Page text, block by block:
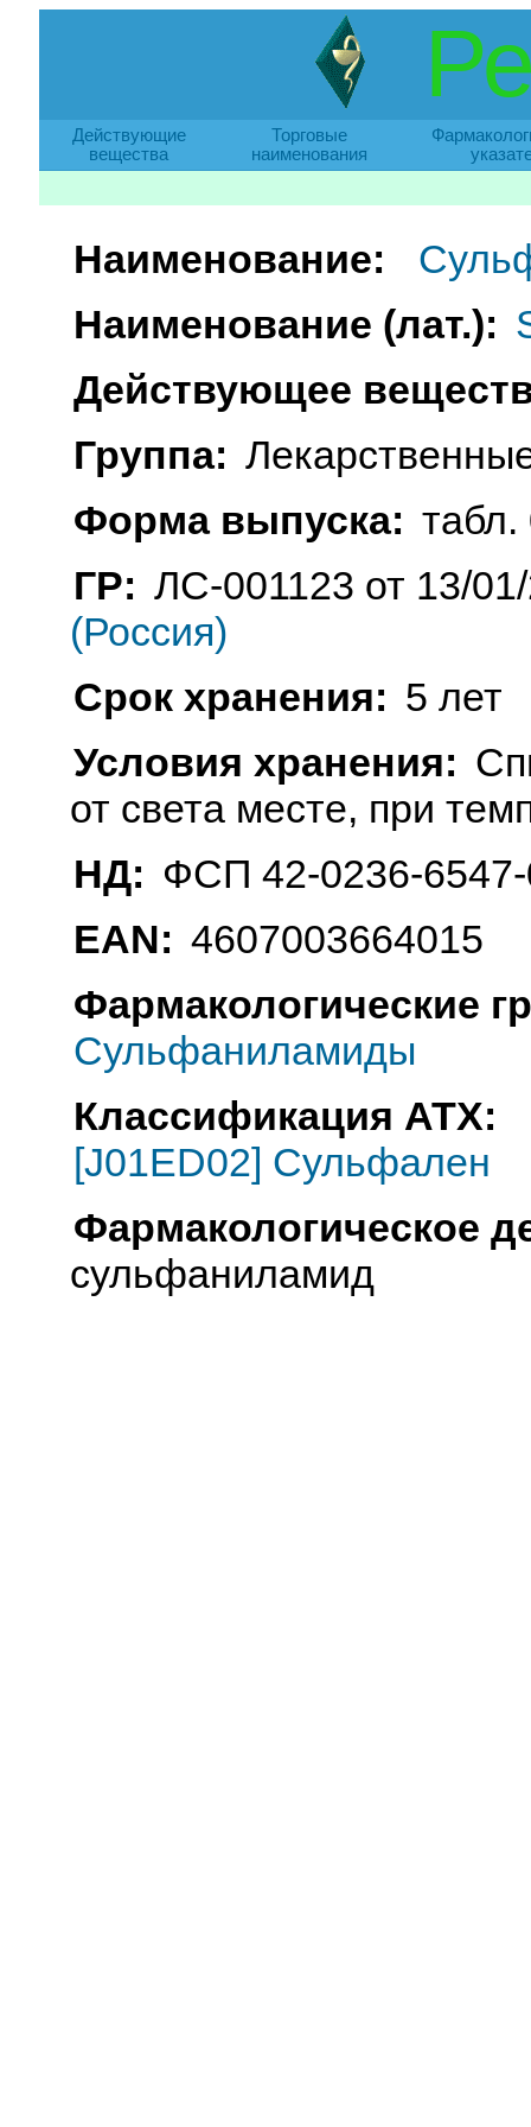
Действующие
вещества
Торговые
наименования
Наименование:
Наименование (лат.):
Действующее
Группа:
Форма выпуска: табл.
ГР: ЛС-001123 от 13/
(Россия)
Срок хранения: 5 лет
Условия хранения:
от света месте, при
НД: ФСП 42-0236-
EAN: 4607003664015
Фармакологические
Сульфаниламиды
Классификация АТХ:
[J01ED02] Сульфален
Фармакологическое
сульфаниламид